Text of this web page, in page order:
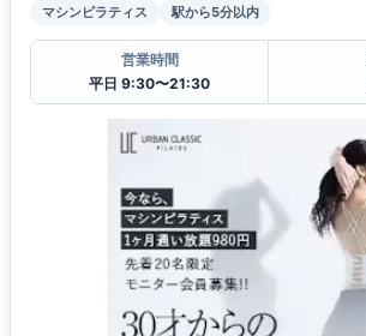
マシンピラティス 駅から5分以内
営業時間
平日 9:30〜21:30